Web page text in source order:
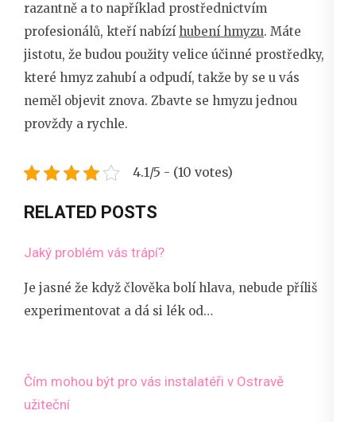
razantně a to například prostřednictvím
profesionálů, kteří nabízí hubení hmyzu. Máte
jistotu, že budou použity velice účinné prostředky,
které hmyz zahubí a odpudí, takže by se u vás
neměl objevit znova. Zbavte se hmyzu jednou
provždy a rychle.
4.1/5 - (10 votes)
RELATED POSTS
Jaký problém vás trápí?
Je jasné že když člověka bolí hlava, nebude příliš
experimentovat a dá si lék od…
Čím mohou být pro vás instalatéři v Ostravě
užiteční